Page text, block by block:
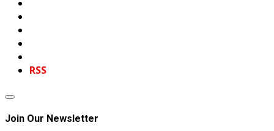
RSS
Join Our Newsletter